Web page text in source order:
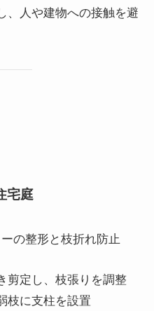
、人や建物への接触を避
宅庭
ーの整形と枝折れ防止
剪定し、枝張りを調整
枝に支柱を設置